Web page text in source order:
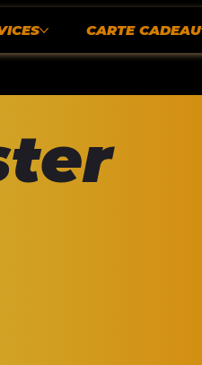
CARTE CADEAU